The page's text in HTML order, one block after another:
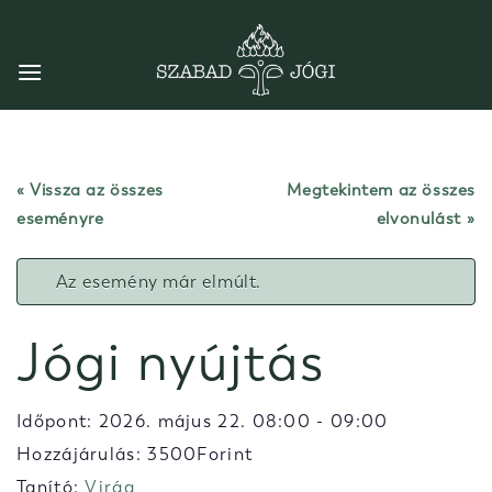
content
« Vissza az összes
eseményre
Megtekintem az összes
elvonulást
Az esemény már elmúlt.
Jógi nyújtás
Időpont: 2026. május 22. 08:00 - 09:00
Hozzájárulás: 3500Forint
Tanító:Virág